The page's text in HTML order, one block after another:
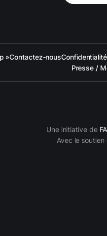
»Contactez-nous
Presse /
Une initiative de
Avec le